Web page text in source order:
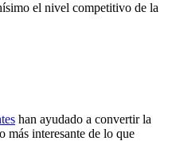
el nivel competitivo de la
han ayudado a convertir la
más interesante de lo que